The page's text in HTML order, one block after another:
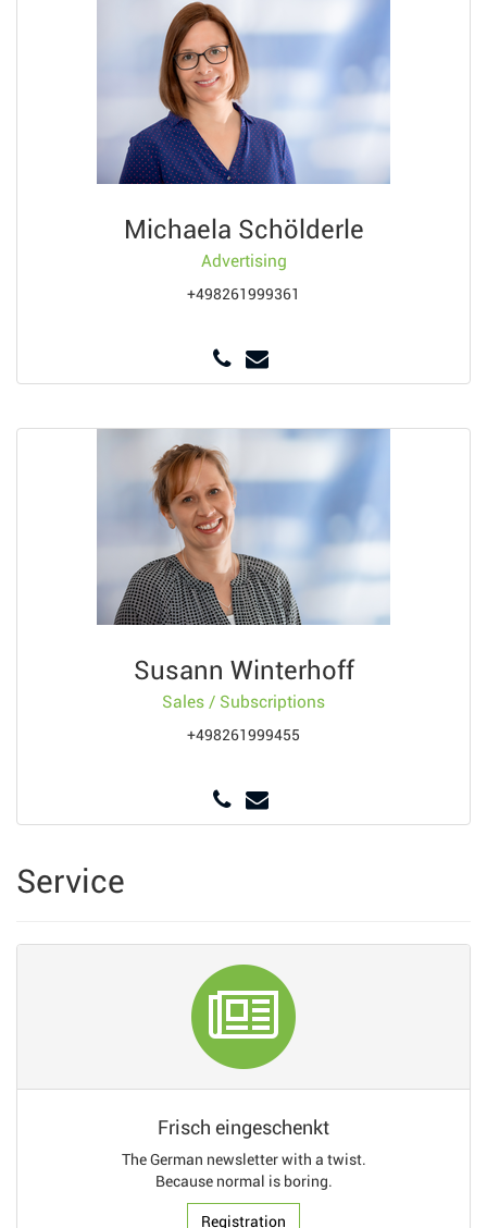
Michaela Schölderle
Advertising
+498261999361
Susann Winterhoff
Sales / Subscriptions
+498261999455
Service
Frisch eingeschenkt
The German newsletter with a twist.
Because normal is boring.
Registration